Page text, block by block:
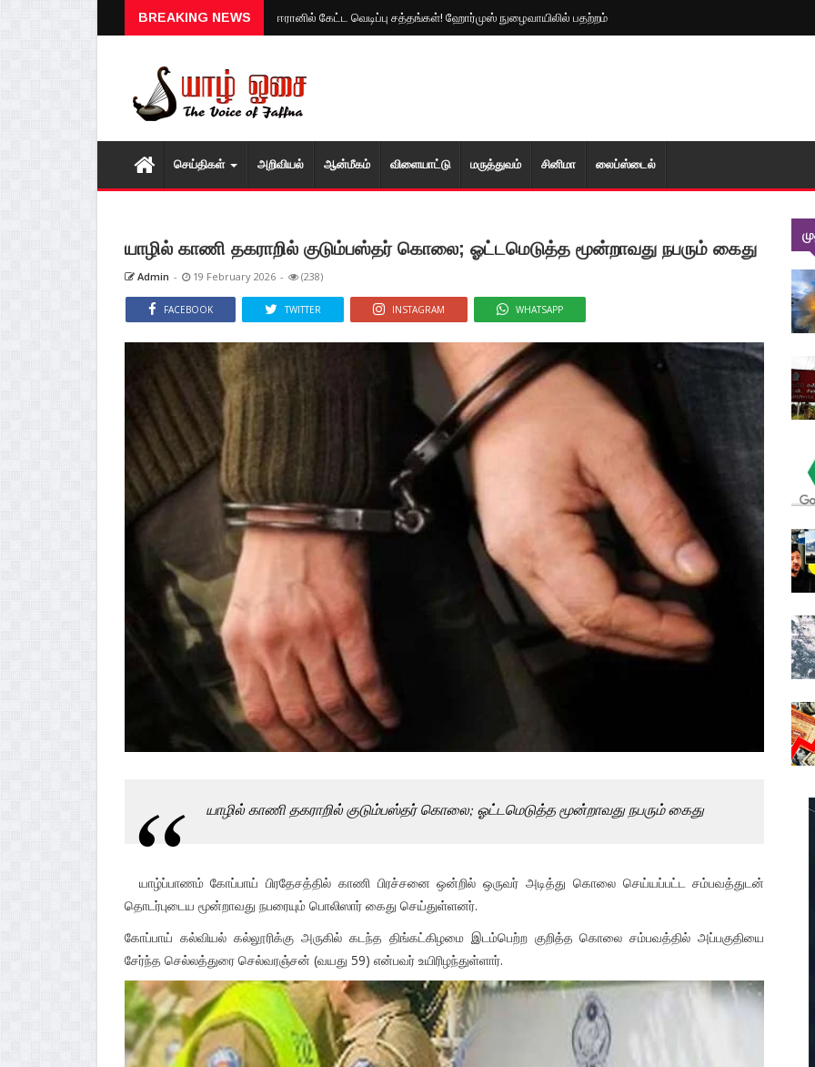
BREAKING NEWS குருவிட்ட சிறைச்சாலைக்குள் மீண்டும் பதற்றம்!
செய்திகள் அறிவியல் ஆன்மீகம் விளையாட்டு மரு‌த்துவ‌ம் சினிமா லைப்ஸ்டைல்
யாழில் காணி தகராறில் குடும்பஸ்தர் கொலை; ஓட்டமெடுத்த மூன்றாவது நபரும் கைது
Admin - 19 February 2026 - (238)
FACEBOOK TWITTER INSTAGRAM WHATSAPP
யாழில் காணி தகராறில் குடும்பஸ்தர் கொலை; ஓட்டமெடுத்த மூன்றாவது நபரும் கைது
யாழ்ப்பாணம் கோப்பாய் பிரதேசத்தில் காணி பிரச்சனை ஒன்றில் ஒருவர் அடித்து கொலை செய்யப்பட்ட சம்பவத்துடன்
தொடர்புடைய மூன்றாவது நபரையும் பொலிஸார் கைது செய்துள்ளனர்.
கோப்பாய் கல்வியல் கல்லூரிக்கு அருகில் கடந்த திங்கட்கிழமை இடம்பெற்ற குறித்த கொலை சம்பவத்தில் அப்பகுதியை
சேர்ந்த செல்லத்துரை செல்வரஞ்சன் (வயது 59) என்பவர் உயிரிழந்துள்ளார்.